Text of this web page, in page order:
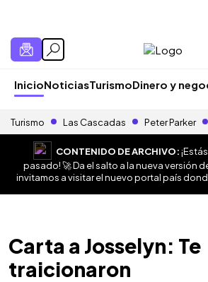
InicioNoticiasTurismoDinero y
Turismo Las Cascadas Peter Parker
CONTENIDO DE ARCHIVO:
pasado! 🚀 Da el salto a la nueva versión
invitamos a visitar el nuevo portal país
Carta a Josselyn: Te
traicionaron